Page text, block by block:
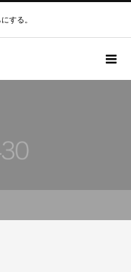
する。